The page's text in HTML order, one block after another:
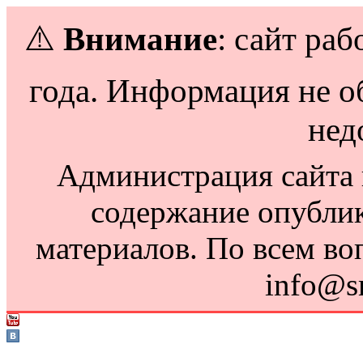
⚠️ Внимание: сайт
года. Информация не
Администрация сайта
содержание
материалов. По всем